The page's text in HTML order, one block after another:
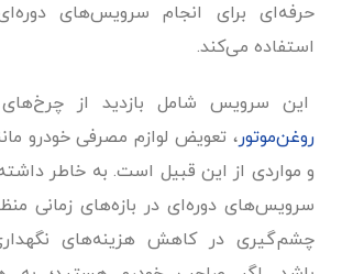
حرفه‌ای برای انجام سرویس‌های
استفاده می‌کند.
این سرویس شامل بازدید از چرخ‌های
روغن‌موتور، تعویض لوازم مصرفی خودرو
و مواردی از این قبیل است. به خاطر
سرویس‌های دوره‌ای در بازه‌های زمانی
چشم‌گیری در کاهش هزینه‌های